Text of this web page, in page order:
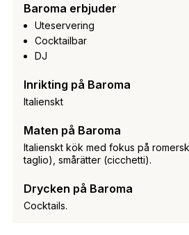
Baroma erbjuder
Uteservering
Cocktailbar
DJ
Inrikting på Baroma
Italienskt
Maten på Baroma
Italienskt kök med fokus på
taglio), smårätter (cicchetti).
Drycken på Baroma
Cocktails.